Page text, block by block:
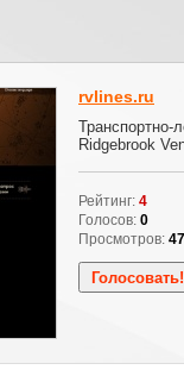
rvlines.ru
Транспортно-
Ridgebrook
Рейтинг: 4
Голосов: 0
Просмотров: